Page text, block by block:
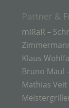
Partner &
miRaR –
Klaus
Bruno Maul
Mathias
c)
oder jede
wie das
das Ordnen,
Verwendung,